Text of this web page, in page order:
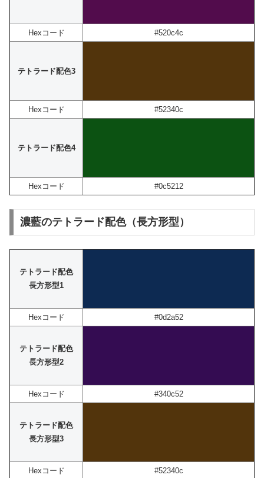
Hexコード #520c4c
テトラード配色3
Hexコード #52340c
テトラード配色4
Hexコード #0c5212
濃藍のテトラード配色（長方形型）
テトラード配色
長方形型1
Hexコード #0d2a52
テトラード配色
長方形型2
Hexコード #340c52
テトラード配色
長方形型3
Hexコード #52340c